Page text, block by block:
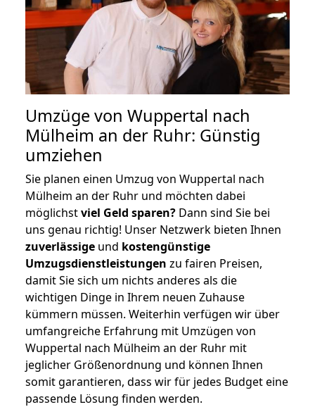
Umzüge von Wuppertal nach
Mülheim an der Ruhr: Günstig
umziehen
Sie planen einen Umzug von Wuppertal nach
Mülheim an der Ruhr und möchten dabei
möglichstviel Geld sparen? Dann sind Sie bei
uns genau richtig! Unser Netzwerk bieten Ihnen
zuverlässige und kostengünstige
Umzugsdienstleistungen zu fairen Preisen,
damit Sie sich um nichts anderes als die
wichtigen Dinge in Ihrem neuen Zuhause
kümmern müssen. Weiterhin verfügen wir über
umfangreiche Erfahrung mit Umzügen von
Wuppertal nach Mülheim an der Ruhr mit
jeglicher Größenordnung und können Ihnen
somit garantieren, dass wir für jedes Budget eine
passende Lösung finden werden.